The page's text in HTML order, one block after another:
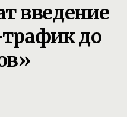
введение
до